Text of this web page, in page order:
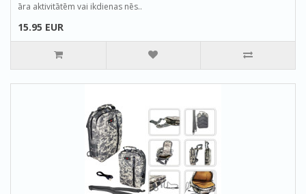
āra aktivitātēm vai ikdienas nēs..
15.95 EUR